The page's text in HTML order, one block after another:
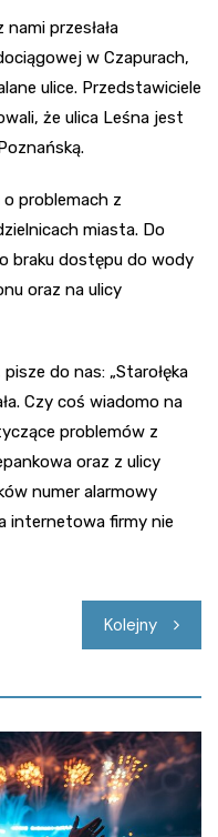
przesłała
w Czapurach,
ulice. Przedstawiciele
że ulica Leśna jest
problemach z
miasta. Do
braku dostępu do wody
oraz na ulicy
do nas: „Starołęka
Czy coś wiadomo na
problemów z
oraz z ulicy
numer alarmowy
internetowa firmy nie
Kolejny